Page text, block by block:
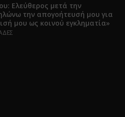
Ελεύθερος μετά την
την απογοήτευσή μου για
μου ως κοινού εγκληματία»